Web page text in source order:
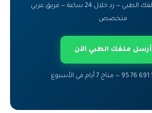
تقييم مجاني لملفك الطبي — رد خلال 24 ساعة — فريق عربي
متخصص
أرسل ملفك الطبي الآن